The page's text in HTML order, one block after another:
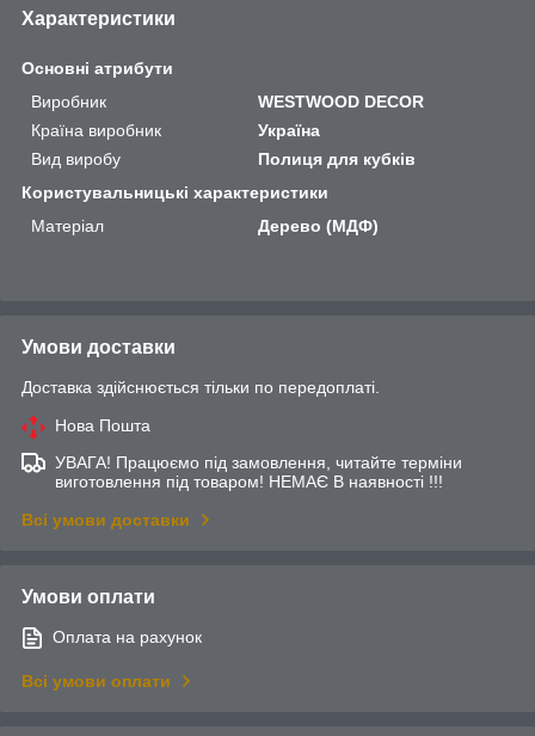
Характеристики
Основні атрибути
Виробник
WESTWOOD DECOR
Країна виробник
Україна
Вид виробу
Полиця для кубків
Користувальницькі характеристики
Матеріал
Дерево (МДФ)
Умови доставки
Доставка здійснюється тільки по передоплаті.
Нова Пошта
УВАГА! Працюємо під замовлення, читайте терміни
виготовлення під товаром! НЕМАЄ В наявності !!!
Всі умови доставки
Умови оплати
Оплата на рахунок
Всі умови оплати